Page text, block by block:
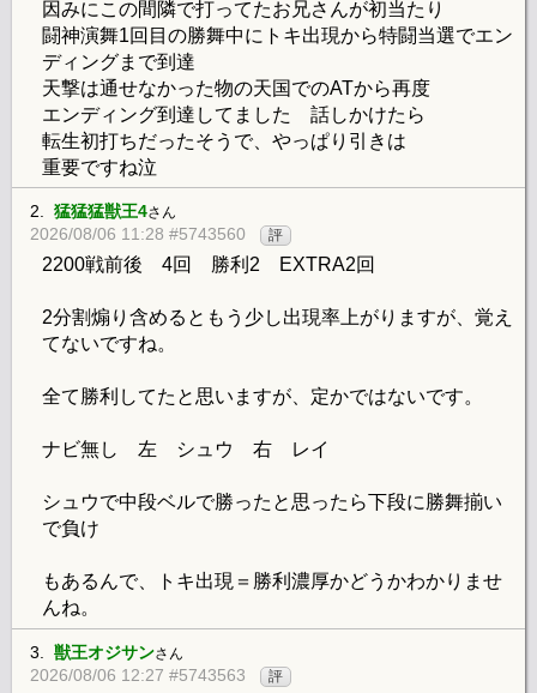
因みにこの間隣で打ってたお兄さんが初当たり
闘神演舞1回目の勝舞中にトキ出現から特闘当選でエン
ディングまで到達
天撃は通せなかった物の天国でのATから再度
エンディング到達してました 話しかけたら
転生初打ちだったそうで、やっぱり引きは
重要ですね泣
2. 猛猛猛獣王4さん
2026/08/06 11:28 #5743560 評
2200戦前後 4回 勝利2 EXTRA2回
2分割煽り含めるともう少し出現率上がりますが、覚え
てないですね。
全て勝利してたと思いますが、定かではないです。
ナビ無し 左 シュウ 右 レイ
シュウで中段ベルで勝ったと思ったら下段に勝舞揃い
で負け
もあるんで、トキ出現＝勝利濃厚かどうかわかりませ
んね。
3. 獣王オジサンさん
2026/08/06 12:27 #5743563 評